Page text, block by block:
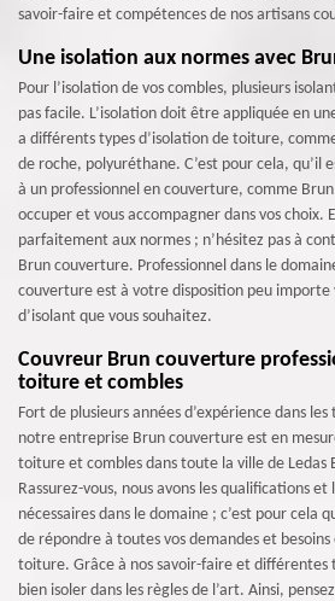
savoir-faire et compétences de nos artisans
Une isolation aux normes avec
Pour l’isolation de vos combles, plusieurs
pas facile. L’isolation doit être appliquée en
a différents types d’isolation de toiture,
de roche, polyuréthane. C’est pour cela, qu’il
à un professionnel en couverture, comme
occuper et vous accompagner dans vos choix.
parfaitement aux normes ; n’hésitez pas à
Brun couverture. Professionnel dans le
couverture est à votre disposition peu importe
d’isolant que vous souhaitez.
Couvreur Brun couverture
toiture et combles
Fort de plusieurs années d’expérience dans
notre entreprise Brun couverture est en
toiture et combles dans toute la ville de Ledas
Rassurez-vous, nous avons les qualifications et
nécessaires dans le domaine ; c’est pour cela
de répondre à toutes vos demandes et
toiture. Grâce à nos savoir-faire et différentes
bien isoler dans les règles de l’art. Ainsi,